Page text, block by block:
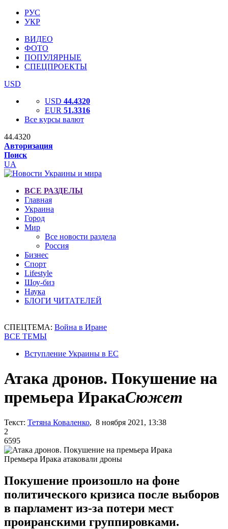
РУС
УКР
ВИДЕО
ФОТО
ПОПУЛЯРНЫЕ
СПЕЦПРОЕКТЫ
USD
USD 44.4320
EUR 51.3316
Все курсы валют
44.4320
Авторизация
Поиск
UA
ВСЕ РАЗДЕЛЫ
Главная
Украина
Город
Мир
Все новости раздела
Россия
Бизнес
Спорт
Lifestyle
Шоу-биз
Наука
БЛОГИ ЧИТАТЕЛЕЙ
СПЕЦТЕМА: Война в Иране
ВСЕ ТЕМЫ
Вступление Украины в ЕС
Атака дронов. Покушение на
премьера ИракаСюжет
Текст: Тетяна Коваленко, 8 ноября 2021, 13:38
2
6595
Премьера Ирака атаковали дроны
Покушение произошло на фоне
политического кризиса после выборов
в парламент из-за потери мест
проиранскими группировками.